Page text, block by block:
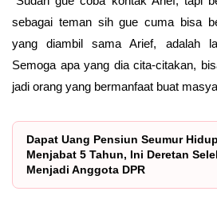
sebagai teman sih gue cuma bisa
yang diambil sama Arief, adalah
Semoga apa yang dia cita-citakan,
jadi orang yang bermanfaat buat
Dapat Uang Pensiun Seumur
Menjabat 5 Tahun, Ini Deretan
Menjadi Anggota DPR